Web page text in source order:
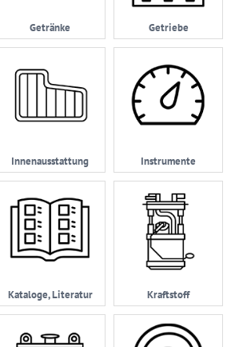
Getränke Getriebe
Innenausstattung Instrumente
Kataloge, Literatur Kraftstoff